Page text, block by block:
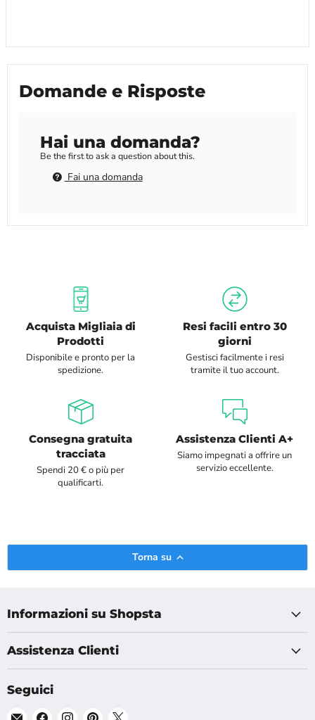
Domande e Risposte
Hai una domanda?
Be the first to ask a question about this.
Fai una domanda
Acquista Migliaia di
Prodotti
Disponibile e pronto per la
spedizione.
Resi facili entro 30
giorni
Gestisci facilmente i resi
tramite il tuo account.
Consegna gratuita
tracciata
Spendi 20 € o più per
qualificarti.
Assistenza Clienti A+
Siamo impegnati a offrire un
servizio eccellente.
Torna su
Informazioni su Shopsta
Assistenza Clienti
Seguici
Email Trova Trova Trova